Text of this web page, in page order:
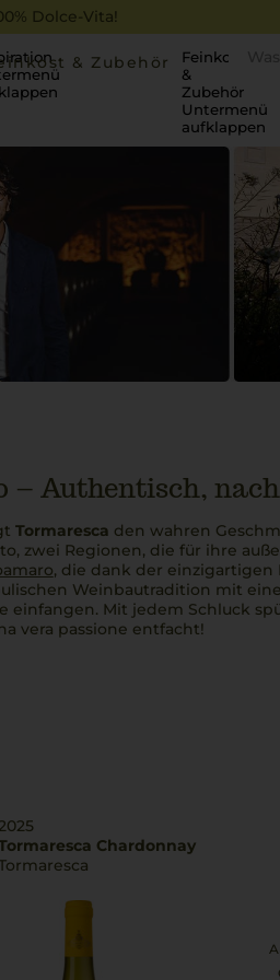
Dolce-Vita!
& Zubehör
Feinkost
&
Zubehör
Untermenü
aufklappen
– Authentisch,
Tormaresca den wahren
zwei Regionen, die für ihre
, die dank der
Weinbautradition mit
einfangen. Mit jedem Schluck
vera passione entfacht!
Chardonnay